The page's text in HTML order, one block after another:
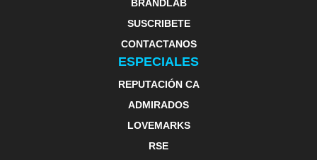
BRANDLAB
SUSCRIBETE
CONTACTANOS
ESPECIALES
REPUTACIÓN CA
ADMIRADOS
LOVEMARKS
RSE